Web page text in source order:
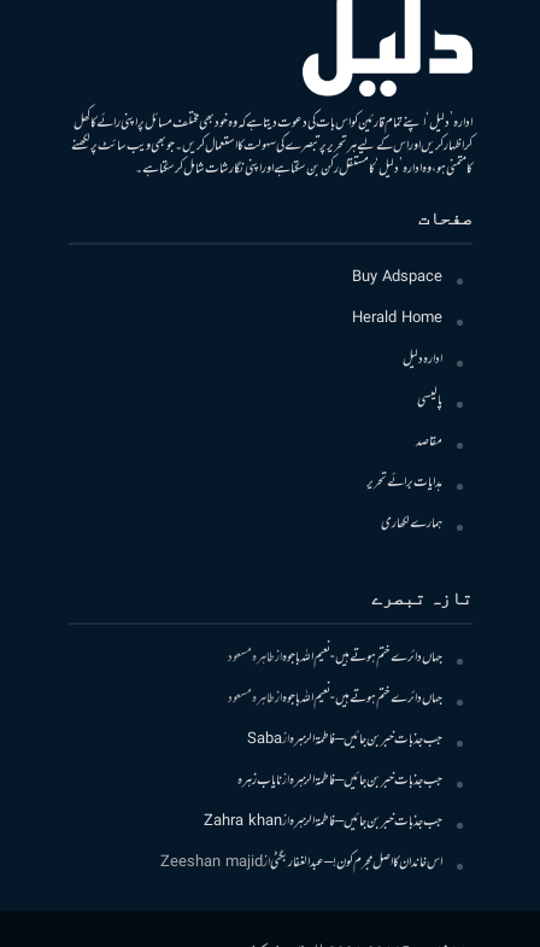
ادارہ ’دلیل‘ اپنے تمام قارئین کو اس بات کی دعوت دیتا ہے کہ وہ خود بھی مختلف مسائل پر اپنی رائے کا کھل
کر اظہار کریں اور اس کے لیے ہر تحریر پر تبصرے کی سہولت کا استعمال کریں۔ جو بھی ویب سائٹ پر لکھنے
کا متمنی ہو، وہ ادارہ ’دلیل‘ کا مستقل رکن بن سکتا ہے اور اپنی نگارشات شامل کرسکتا ہے۔
صفحات
Buy Adspace
Herald Home
ادارہ دلیل
پالیسی
مقاصد
ہدایات برائے تحریر
ہمارے لکھاری
تازہ تبصرے
جہاں دائرے ختم ہوتے ہیں- نعیم اللہ باجوہازطاہرہ مسعود
جہاں دائرے ختم ہوتے ہیں- نعیم اللہ باجوہازطاہرہ مسعود
جب جذبات خبر بن جائیں – فاطمۃالزہرہازSaba
جب جذبات خبر بن جائیں – فاطمۃالزہرہازنایاب زہرہ
جب جذبات خبر بن جائیں – فاطمۃالزہرہازZahra khan
اس خاندان کا اصل مجرم کون! – عبدالغفار بگٹیازZeeshan majid